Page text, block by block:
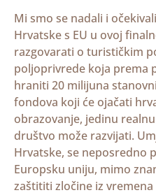
Mi smo se nadali i
Hrvatske s EU u ovoj
razgovarati o turističkim
poljoprivrede koja prema
hraniti 20 milijuna
fondova koji će ojačati
obrazovanje, jedinu
društvo može razvijati.
Hrvatske, se neposredno
Europsku uniju, mimo
zaštititi zločine iz